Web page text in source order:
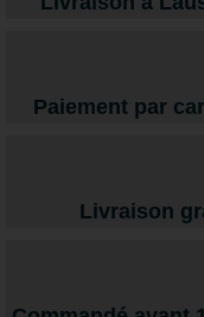
Paiement par
Livraison